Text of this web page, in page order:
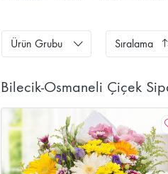
Ürün Grubu Sıralama
Bilecik-Osmaneli Çiçek